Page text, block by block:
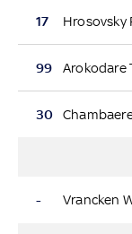
17 Hrosovsky
99 Arokodare
30 Chambaere
- Vrancken